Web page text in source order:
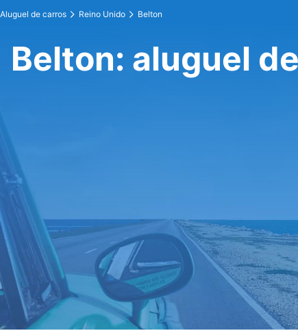
Aluguel de carros Reino Unido Belton
Belton: aluguel